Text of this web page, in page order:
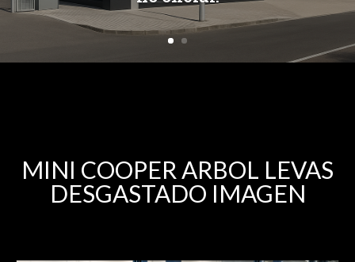
MINI COOPER ARBOL LEVAS
DESGASTADO IMAGEN